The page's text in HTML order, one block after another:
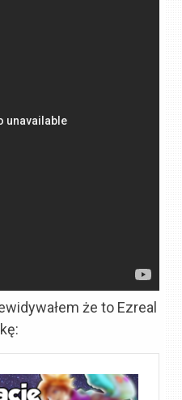
że to Ezreal